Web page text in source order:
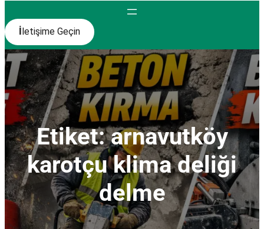
letişime Geçin
Etiket:arnavutköy
karotçu klima deliği
delme